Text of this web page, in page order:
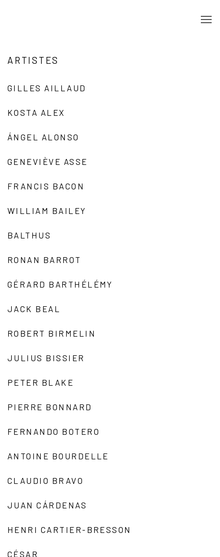
ARTISTES
GILLES AILLAUD
KOSTA ALEX
ÁNGEL ALONSO
GENEVIÈVE ASSE
FRANCIS BACON
WILLIAM BAILEY
BALTHUS
RONAN BARROT
GÉRARD BARTHÉLÉMY
JACK BEAL
ROBERT BIRMELIN
JULIUS BISSIER
PETER BLAKE
PIERRE BONNARD
FERNANDO BOTERO
ANTOINE BOURDELLE
CLAUDIO BRAVO
JUAN CÁRDENAS
HENRI CARTIER-BRESSON
CÉSAR